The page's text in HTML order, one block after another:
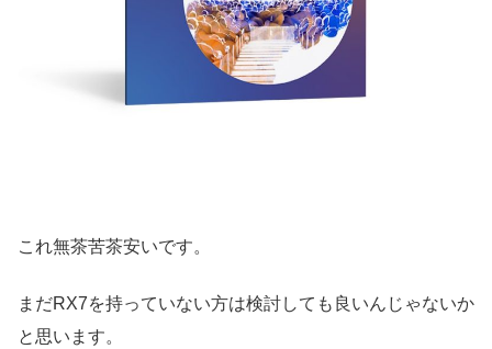
これ無茶苦茶安いです。
まだRX7を持っていない方は検討しても良いんじゃないか
と思います。